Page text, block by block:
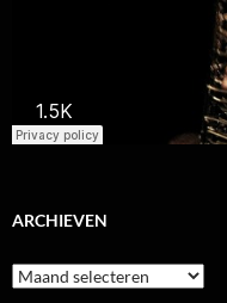
ARCHIEVEN
Archieven